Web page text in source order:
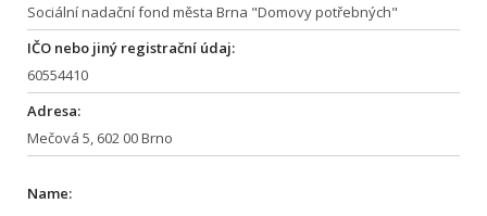
Sociální nadační fond města Brna "Domovy potřebných"
IČO nebo jiný registrační údaj:
60554410
Adresa:
Mečová 5, 602 00 Brno
Name: